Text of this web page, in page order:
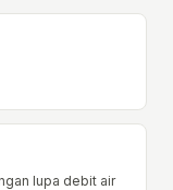
lupa debit air